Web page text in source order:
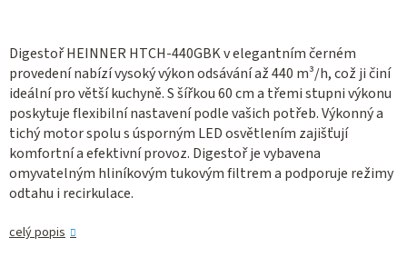
Digestoř HEINNER HTCH-440GBK v elegantním černém
provedení nabízí vysoký výkon odsávání až 440 m³/h, což ji činí
ideální pro větší kuchyně. S šířkou 60 cm a třemi stupni výkonu
poskytuje flexibilní nastavení podle vašich potřeb. Výkonný a
tichý motor spolu s úsporným LED osvětlením zajišťují
komfortní a efektivní provoz. Digestoř je vybavena
omyvatelným hliníkovým tukovým filtrem a podporuje režimy
odtahu i recirkulace.
celý popis